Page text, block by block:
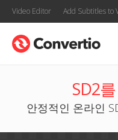
Video Editor Add Subtitles to
SD2
안정적인 온라인